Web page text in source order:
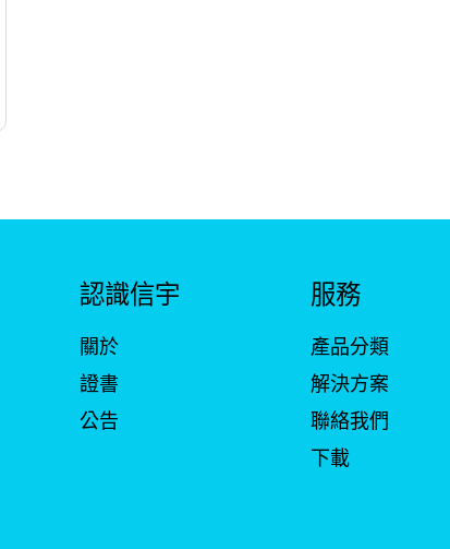
認識信宇
關於
證書
公告
服務
產品分類
解決方案
聯絡我們
下載